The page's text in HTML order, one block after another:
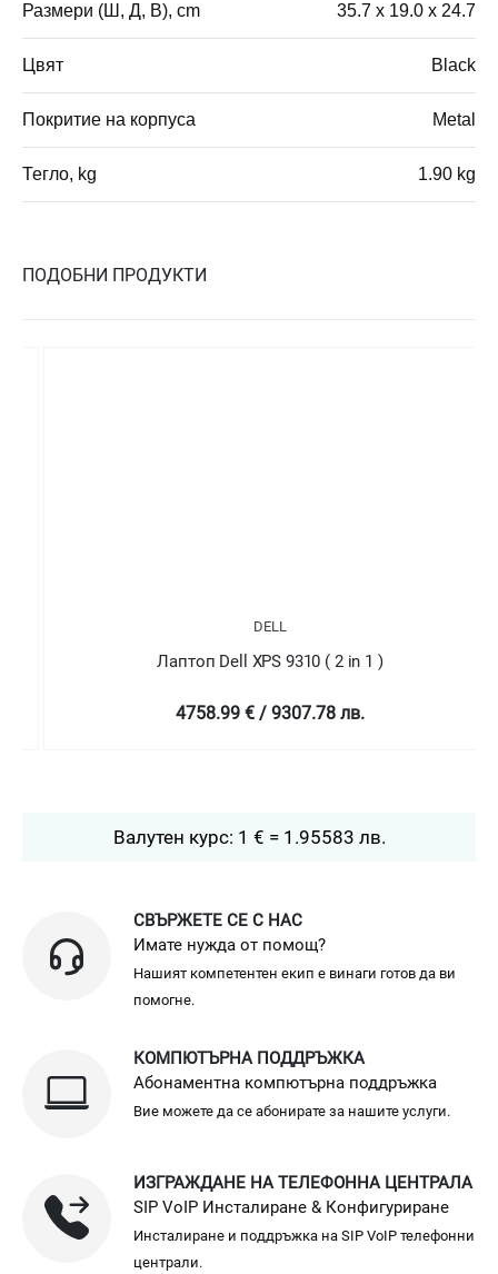
Размери (Ш, Д, В), cm 35.7 x 19.0 x 24.7
Цвят Black
Покритие на корпуса Metal
Тегло, kg 1.90 kg
ПОДОБНИ ПРОДУКТИ
DELL
Лаптоп Dell XPS 9310 ( 2 in 1 )
4758.99 € / 9307.78 лв.
Валутен курс: 1 € = 1.95583 лв.
СВЪРЖЕТЕ СЕ С НАС
Имате нужда от помощ?
Нашият компетентен екип е винаги готов да ви
помогне.
КОМПЮТЪРНА ПОДДРЪЖКА
Абонаментна компютърна поддръжка
Вие можете да се абонирате за нашите услуги.
ИЗГРАЖДАНЕ НА ТЕЛЕФОННА ЦЕНТРАЛА
SIP VoIP Инсталиране & Конфигуриране
Инсталиране и поддръжка на SIP VoIP телефонни
централи.